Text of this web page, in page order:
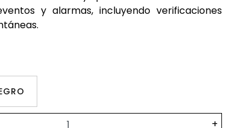
y alarmas, incluyendo verificaciones
+